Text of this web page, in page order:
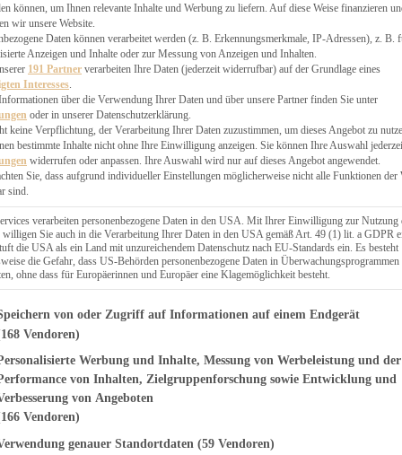
Suche
können, um Ihnen relevante Inhalte und Werbung zu liefern. Auf diese Weise finanzieren
wir unsere Website.
Daten können verarbeitet werden (z. B. Erkennungsmerkmale, IP-Adressen), z. B.
Anzeigen und Inhalte oder zur Messung von Anzeigen und Inhalten.
191 Partner verarbeiten Ihre Daten (jederzeit widerrufbar) auf der Grundlage eines
Interesses
über die Verwendung Ihrer Daten und über unsere Partner finden Sie unter
oder in unserer Datenschutzerklärung.
keine Verpflichtung, der Verarbeitung Ihrer Daten zuzustimmen, um dieses Angebot zu
bestimmte Inhalte nicht ohne Ihre Einwilligung anzeigen. Sie können Ihre Auswahl
widerrufen oder anpassen. Ihre Auswahl wird nur auf dieses Angebot angewendet.
Sie, dass aufgrund individueller Einstellungen möglicherweise nicht alle Funktionen der
sind.
verarbeiten personenbezogene Daten in den USA. Mit Ihrer Einwilligung zur Nutzung
willigen Sie auch in die Verarbeitung Ihrer Daten in den USA gemäß Art. 49 (1) lit. a GDPR
die USA als ein Land mit unzureichendem Datenschutz nach EU-Standards ein. Es besteht
die Gefahr, dass US-Behörden personenbezogene Daten in Überwachungsprogrammen
ohne dass für Europäerinnen und Europäer eine Klagemöglichkeit besteht.
finden Sie eine Liste der Zwecke des IAB Transparency and
von oder Zugriff auf Informationen auf einem Endgerät
Vendoren)
Werbung und Inhalte, Messung von Werbeleistung und der
von Inhalten, Zielgruppenforschung sowie Entwicklung und
von Angeboten
Vendoren)
genauer Standortdaten (59 Vendoren)